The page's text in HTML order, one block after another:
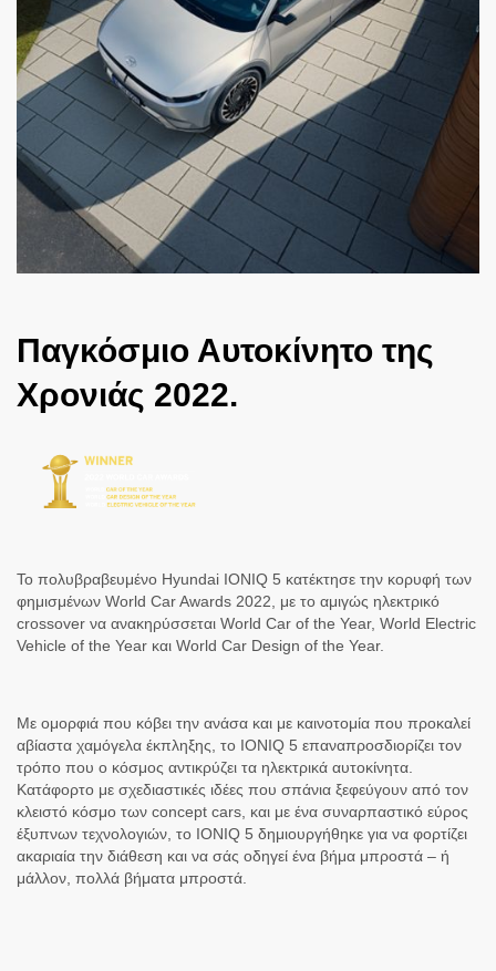
Παγκόσμιο Αυτοκίνητο της
Χρονιάς 2022.
Το πολυβραβευμένο Hyundai IONIQ 5 κατέκτησε την κορυφή των
φημισμένων World Car Awards 2022, με το αμιγώς ηλεκτρικό
crossover να ανακηρύσσεται World Car of the Year, World Electric
Vehicle of the Year και World Car Design of the Year.
Με ομορφιά που κόβει την ανάσα και με καινοτομία που προκαλεί
αβίαστα χαμόγελα έκπληξης, το IONIQ 5 επαναπροσδιορίζει τον
τρόπο που ο κόσμος αντικρύζει τα ηλεκτρικά αυτοκίνητα.
Κατάφορτο με σχεδιαστικές ιδέες που σπάνια ξεφεύγουν από τον
κλειστό κόσμο των concept cars, και με ένα συναρπαστικό εύρος
έξυπνων τεχνολογιών, το IONIQ 5 δημιουργήθηκε για να φορτίζει
ακαριαία την διάθεση και να σάς οδηγεί ένα βήμα μπροστά – ή
μάλλον, πολλά βήματα μπροστά.